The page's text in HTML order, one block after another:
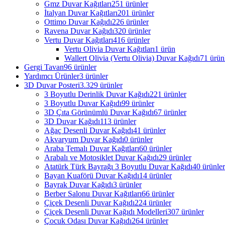
Gmz Duvar Kağıtları251 ürünler
İtalyan Duvar Kağıtları201 ürünler
Ottimo Duvar Kağıdı226 ürünler
Ravena Duvar Kağıdı320 ürünler
Vertu Duvar Kağıtları416 ürünler
Vertu Olivia Duvar Kağıtları1 ürün
Wallert Olivia (Vertu Olivia) Duvar Kağıdı71
Gergi Tavan96 ürünler
Yardımcı Ürünler3 ürünler
3D Duvar Posteri3.329 ürünler
3 Boyutlu Derinlik Duvar Kağıdı221 ürünler
3 Boyutlu Duvar Kağıdı99 ürünler
3D Çıta Görünümlü Duvar Kağıdı67 ürünler
3D Duvar Kağıdı113 ürünler
Ağaç Desenli Duvar Kağıdı41 ürünler
Akvaryum Duvar Kağıdı0 ürünler
Araba Temalı Duvar Kağıtları60 ürünler
Arabalı ve Motosiklet Duvar Kağıdı29 ürünler
Atatürk Türk Bayrağı 3 Boyutlu Duvar Kağıdı40 ürünler
Bayan Kuaförü Duvar Kağıdı14 ürünler
Bayrak Duvar Kağıdı3 ürünler
Berber Salonu Duvar Kağıtları66 ürünler
Çiçek Desenli Duvar Kağıdı224 ürünler
Çiçek Desenli Duvar Kağıdı Modelleri307 ürünler
Çocuk Odası Duvar Kağıdı264 ürünler